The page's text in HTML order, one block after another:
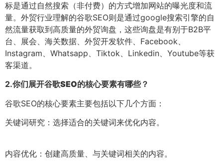
标是通过自然搜索（非付费）的方式增加网站的曝光度和流
量。外贸行业理解的谷歌SEO则是通过google搜索引擎的自
然流量获取到高质量的外贸询盘，这些询盘是有别于B2B平
台、展会、海关数据、外贸开发软件、Facebook、
Instagram、Whatsapp、Tiktok、Linkedin、Youtube等获
客渠道。
2.你们展开谷歌SEO的核心要素有哪些？
谷歌SEO的核心要素主要包括以下几个方面：
关键词研究：选择适合的关键词来优化内容。
内容优化：创建高质量、与关键词相关的内容。